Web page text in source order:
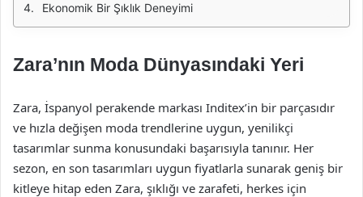
Ekonomik Bir Şıklık Deneyimi
Zara’nın Moda Dünyasındaki Yeri
Zara, İspanyol perakende markası Inditex’in bir parçasıdır
ve hızla değişen moda trendlerine uygun, yenilikçi
tasarımlar sunma konusundaki başarısıyla tanınır. Her
sezon, en son tasarımları uygun fiyatlarla sunarak geniş bir
kitleye hitap eden Zara, şıklığı ve zarafeti, herkes için